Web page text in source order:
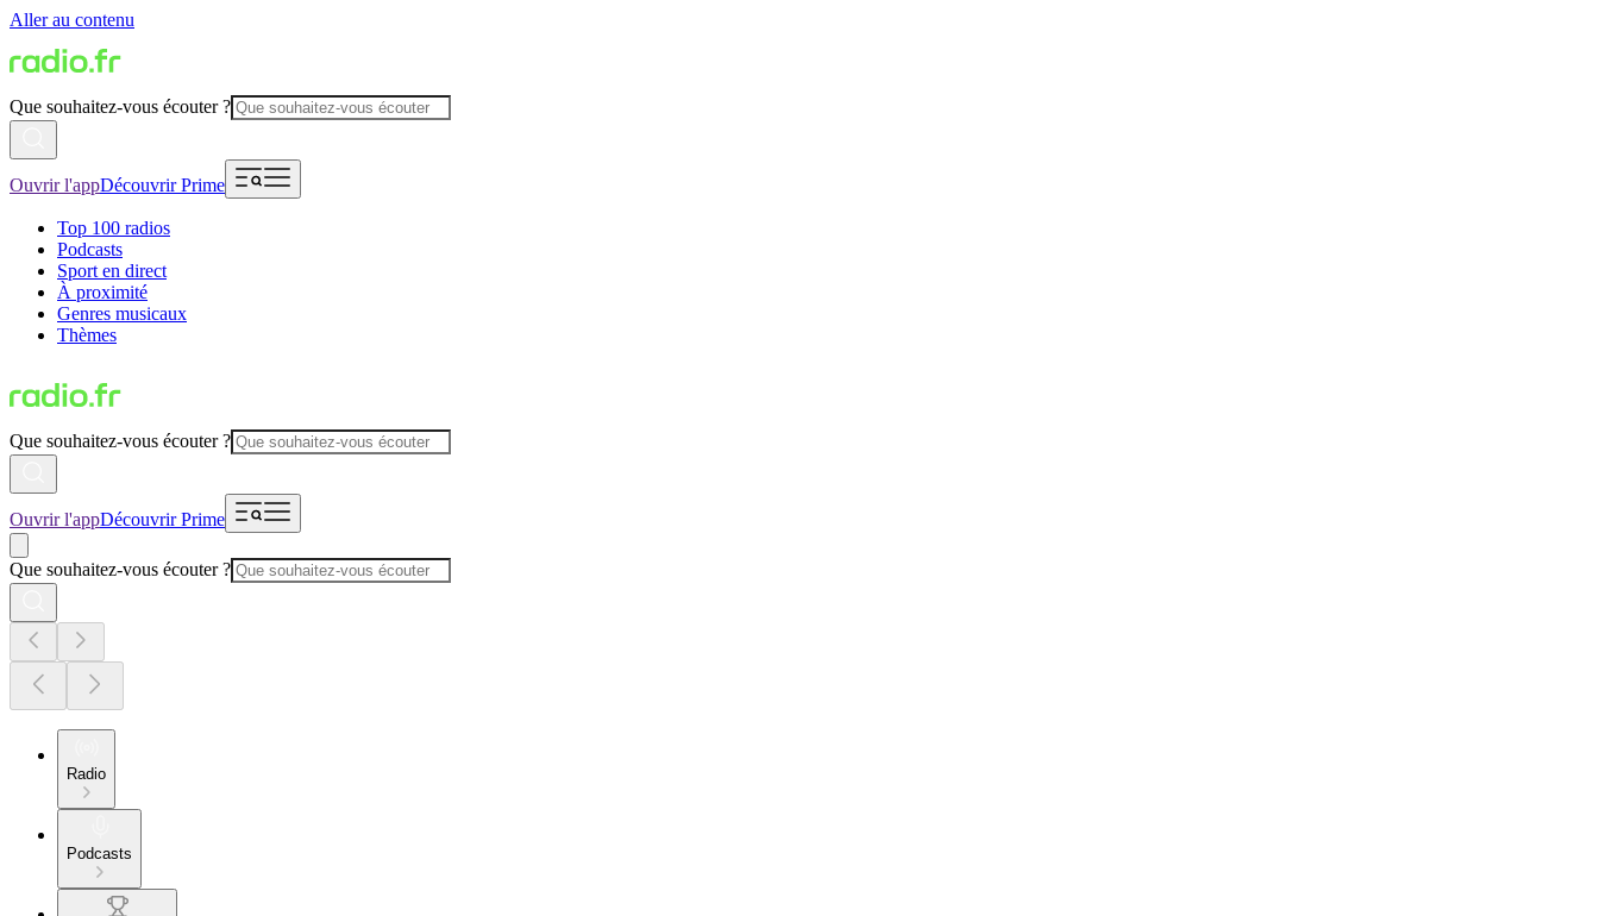
Aller au contenu
Que souhaitez-vous écouter ?
Ouvrir l'appDécouvrir Prime
Top 100 radios
Podcasts
Sport en direct
À proximité
Genres musicaux
Thèmes
Que souhaitez-vous écouter ?
Ouvrir l'appDécouvrir Prime
Que souhaitez-vous écouter ?
Radio
Podcasts